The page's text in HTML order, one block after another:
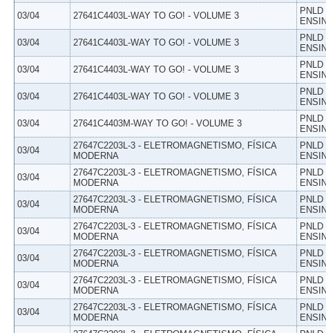
03/04 27641C4403L-WAY TO GO! - VOLUME 3
03/04 27641C4403L-WAY TO GO! - VOLUME 3
03/04 27641C4403L-WAY TO GO! - VOLUME 3
03/04 27641C4403L-WAY TO GO! - VOLUME 3
03/04 27641C4403M-WAY TO GO! - VOLUME 3
03/04
27647C2203L-3 - ELETROMAGNETISMO, FÍSICA
MODERNA
03/04
27647C2203L-3 - ELETROMAGNETISMO, FÍSICA
MODERNA
03/04
27647C2203L-3 - ELETROMAGNETISMO, FÍSICA
MODERNA
03/04
27647C2203L-3 - ELETROMAGNETISMO, FÍSICA
MODERNA
03/04
27647C2203L-3 - ELETROMAGNETISMO, FÍSICA
MODERNA
03/04
27647C2203L-3 - ELETROMAGNETISMO, FÍSICA
MODERNA
03/04
27647C2203L-3 - ELETROMAGNETISMO, FÍSICA
MODERNA